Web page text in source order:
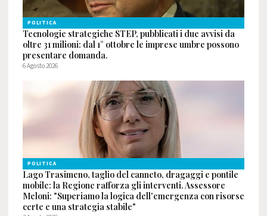
POLITICA
Tecnologie strategiche STEP, pubblicati i due avvisi da
oltre 31 milioni: dal 1° ottobre le imprese umbre possono
presentare domanda.
6 Agosto 2026
POLITICA
Lago Trasimeno, taglio del canneto, dragaggi e pontile
mobile: la Regione rafforza gli interventi. Assessore
Meloni: "Superiamo la logica dell'emergenza con risorse
certe e una strategia stabile"